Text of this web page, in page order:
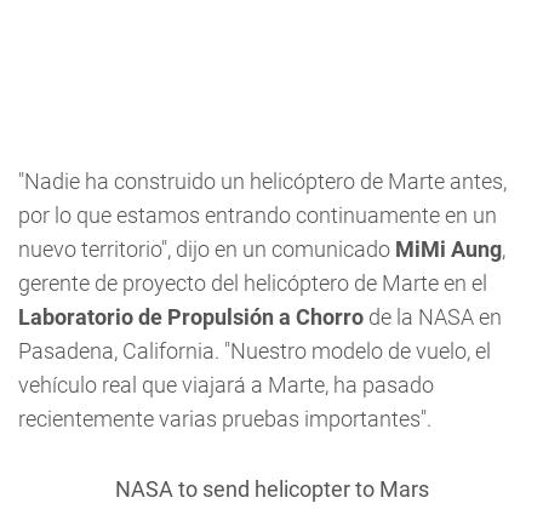
"Nadie ha construido un helicóptero de Marte antes,
por lo que estamos entrando continuamente en un
nuevo territorio", dijo en un comunicado MiMi Aung,
gerente de proyecto del helicóptero de Marte en el
Laboratorio de Propulsión a Chorro de la NASA en
Pasadena, California. "Nuestro modelo de vuelo, el
vehículo real que viajará a Marte, ha pasado
recientemente varias pruebas importantes".
NASA to send helicopter to Mars